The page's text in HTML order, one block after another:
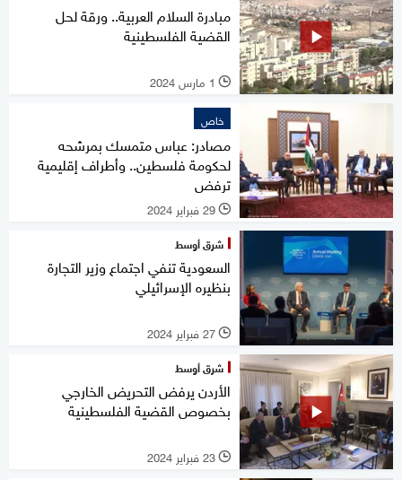
مبادرة السلام العربية.. ورقة لحل
القضية الفلسطينية
l 1 مارس 2024
خاص
مصادر: عباس متمسك بمرشحه
لحكومة فلسطين.. وأطراف إقليمية
ترفض
l 29 فبراير 2024
شرق أوسط
السعودية تنفي اجتماع وزير التجارة
بنظيره الإسرائيلي
l 27 فبراير 2024
شرق أوسط
الأردن يرفض التحريض الخارجي
بخصوص القضية الفلسطينية
l 23 فبراير 2024